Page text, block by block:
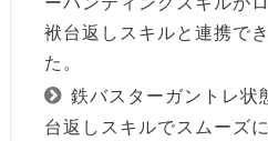
袱台返しスキルと連携で
た。
鉄バスターガントレ状
台返しスキルでスムーズ